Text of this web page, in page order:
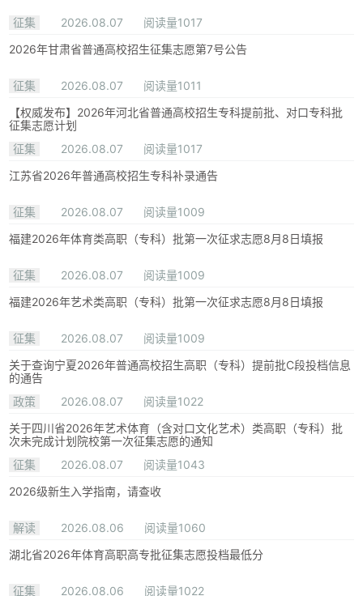
征集 2026.08.07
阅读量1017
2026年甘肃省普通高校招生征集志愿第7号公告
征集 2026.08.07
阅读量1011
【权威发布】2026年河北省普通高校招生专科提前批、对口专科批
征集志愿计划
征集
2026.08.07
阅读量1017
江苏省2026年普通高校招生专科补录通告
征集 2026.08.07
阅读量1009
福建2026年体育类高职（专科）批第一次征求志愿8月8日填报
征集 2026.08.07
阅读量1009
福建2026年艺术类高职（专科）批第一次征求志愿8月8日填报
征集 2026.08.07
阅读量1009
关于查询宁夏2026年普通高校招生高职（专科）提前批C段投档信息
的通告
政策
2026.08.07
阅读量1022
关于四川省2026年艺术体育（含对口文化艺术）类高职（专科）批
次未完成计划院校第一次征集志愿的通知
征集
2026.08.07
阅读量1043
2026级新生入学指南，请查收
解读 2026.08.06
阅读量1060
湖北省2026年体育高职高专批征集志愿投档最低分
征集 2026.08.06
阅读量1022